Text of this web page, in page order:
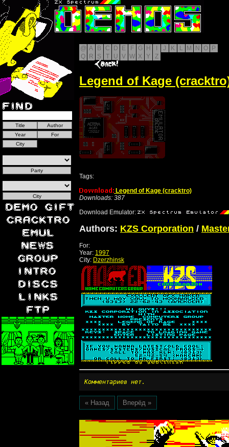
@ A B C D E F G H J K L M N O
P
Q
R S T U V W X Y Z
Legend of Kage
Tags:
Legend of Kage (cracktro)
Downloads: 387
Download Emulator:
Authors: KZS Corporation /
For:
Year: 1997
City: Dzerzhinsk
Комментариев нет.
« Назад Вперёд »